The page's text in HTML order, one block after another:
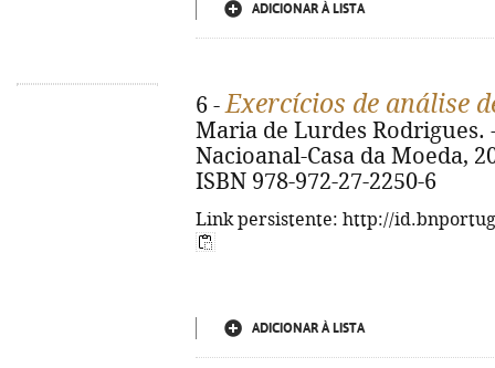
ADICIONAR À LISTA
6 -Exercícios de análise
Maria de Lurdes Rodrigues.
Nacioanal-Casa da Moeda,
ISBN 978-972-27-2250-6
Link persistente: http://
ADICIONAR À LISTA